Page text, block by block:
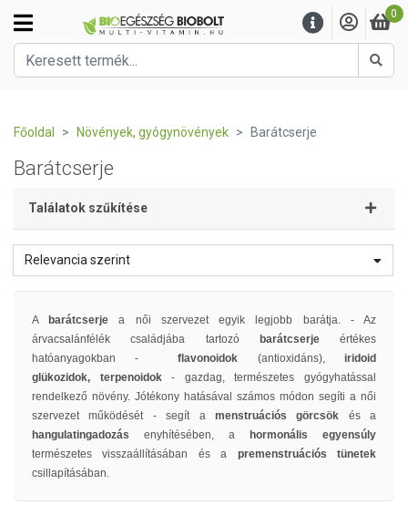
0
Főoldal Növények, gyógynövények Barátcserje
Barátcserje
Találatok szűkítése
Relevancia szerint
A barátcserjea női szervezet egyik legjobb barátja. - Az
árvacsalánfélék családjába tartozó
barátcserje értékes
hatóanyagokban -flavonoidok (antioxidáns), iridoid
glükozidok, terpenoidok- gazdag, természetes gyógyhatással
rendelkező növény. Jótékony hatásával számos módon segíti a női
szervezet működését - segít a menstruációs görcsök és a
hangulatingadozás enyhítésében, a
hormonális egyensúly
természetes visszaállításában és a premenstruációs tünetek
csillapításában.